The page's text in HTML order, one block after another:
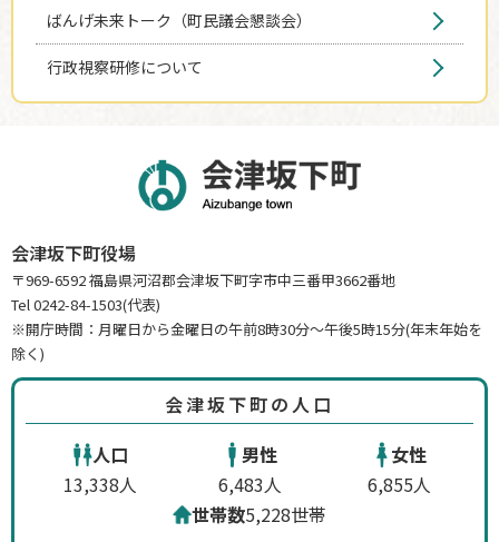
ばんげ未来トーク（町民議会懇談会）
行政視察研修について
会津坂下町役場
〒969-6592 福島県河沼郡会津坂下町字市中三番甲3662番地
Tel 0242-84-1503(代表)
※開庁時間：月曜日から金曜日の午前8時30分～午後5時15分(年末年始を
除く)
会津坂下町の人口
人口
13,338人
男性
6,483人
女性
6,855人
世帯数5,228世帯